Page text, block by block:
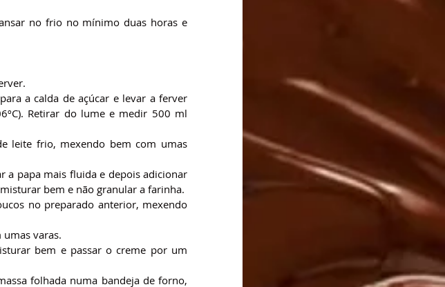
no frio no mínimo duas horas e
a calda de açúcar e levar a ferver
Retirar do lume e medir 500 ml
leite frio, mexendo bem com umas
a papa mais fluida e depois adicionar
bem e não granular a farinha.
no preparado anterior, mexendo
varas.
bem e passar o creme por um
folhada numa bandeja de forno,